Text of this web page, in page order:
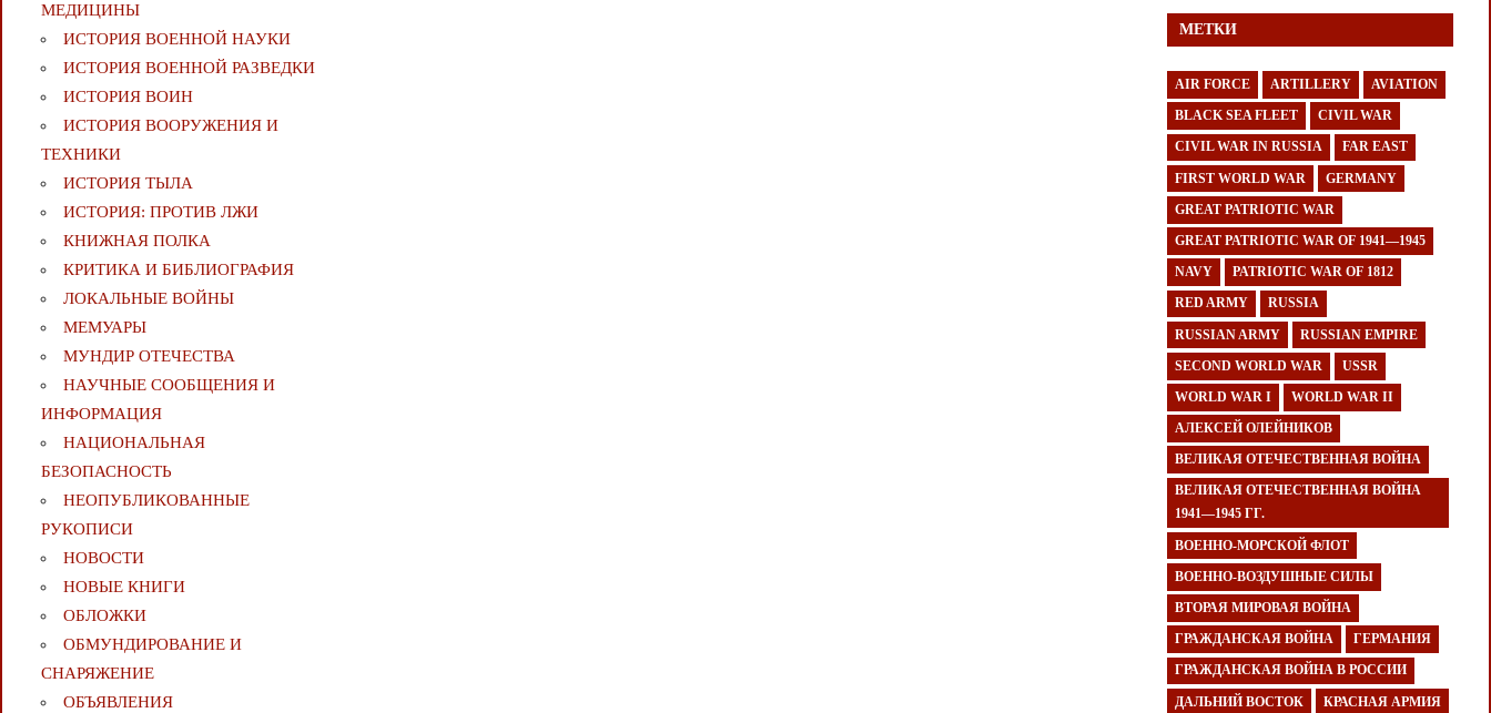
МЕДИЦИНЫ
ИСТОРИЯ ВОЕННОЙ НАУКИ
ИСТОРИЯ ВОЕННОЙ РАЗВЕДКИ
ИСТОРИЯ ВОИН
ИСТОРИЯ ВООРУЖЕНИЯ И
ТЕХНИКИ
ИСТОРИЯ ТЫЛА
ИСТОРИЯ: ПРОТИВ ЛЖИ
КНИЖНАЯ ПОЛКА
КРИТИКА И БИБЛИОГРАФИЯ
ЛОКАЛЬНЫЕ ВОЙНЫ
МЕМУАРЫ
МУНДИР ОТЕЧЕСТВА
НАУЧНЫЕ СООБЩЕНИЯ И
ИНФОРМАЦИЯ
НАЦИОНАЛЬНАЯ
БЕЗОПАСНОСТЬ
НЕОПУБЛИКОВАННЫЕ
РУКОПИСИ
НОВОСТИ
НОВЫЕ КНИГИ
ОБЛОЖКИ
ОБМУНДИРОВАНИЕ И
СНАРЯЖЕНИЕ
ОБЪЯВЛЕНИЯ
МЕТКИ
AIR FORCE ARTILLERY AVIATION
BLACK SEA FLEET CIVIL WAR
CIVIL WAR IN RUSSIA FAR EAST
FIRST WORLD WAR GERMANY
GREAT PATRIOTIC WAR
GREAT PATRIOTIC WAR OF 1941—1945
NAVY PATRIOTIC WAR OF 1812
RED ARMY RUSSIA
RUSSIAN ARMY RUSSIAN EMPIRE
SECOND WORLD WAR USSR
WORLD WAR I WORLD WAR II
АЛЕКСЕЙ ОЛЕЙНИКОВ
ВЕЛИКАЯ ОТЕЧЕСТВЕННАЯ ВОЙНА
ВЕЛИКАЯ ОТЕЧЕСТВЕННАЯ ВОЙНА
1941—1945 ГГ.
ВОЕННО-МОРСКОЙ ФЛОТ
ВОЕННО-ВОЗДУШНЫЕ СИЛЫ
ВТОРАЯ МИРОВАЯ ВОЙНА
ГРАЖДАНСКАЯ ВОЙНА ГЕРМАНИЯ
ГРАЖДАНСКАЯ ВОЙНА В РОССИИ
ДАЛЬНИЙ ВОСТОК КРАСНАЯ АРМИЯ